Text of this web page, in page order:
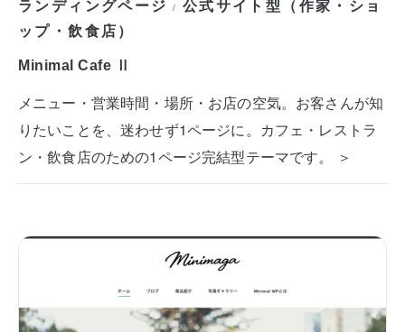
ランディングページ / 公式サイト型（作家・ショ
ップ・飲食店）
Minimal Cafe Ⅱ
メニュー・営業時間・場所・お店の空気。お客さんが知
りたいことを、迷わせず1ページに。カフェ・レストラ
ン・飲食店のための1ページ完結型テーマです。 ＞